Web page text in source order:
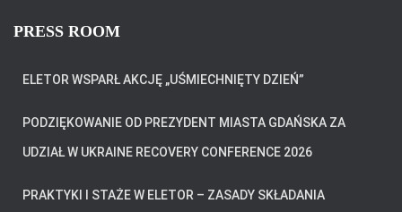
B
O
PRESS ROOM
ELETOR WSPARŁ AKCJĘ „UŚMIECHNIĘTY DZIEŃ”
PODZIĘKOWANIE OD PREZYDENT MIASTA GDAŃSKA ZA
UDZIAŁ W UKRAINE RECOVERY CONFERENCE 2026
PRAKTYKI I STAŻE W ELETOR – ZASADY SKŁADANIA